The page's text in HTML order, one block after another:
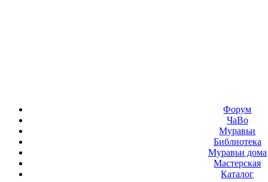
Форум
ЧаВо
Муравьи
Библиотека
Муравьи дома
Мастерская
Каталог